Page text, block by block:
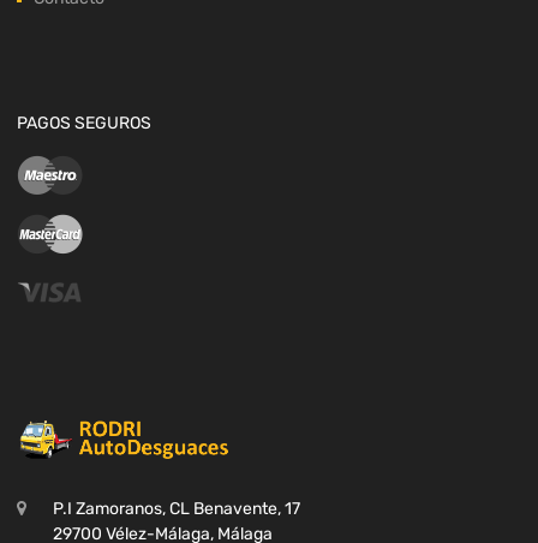
PAGOS SEGUROS
P.I Zamoranos, CL Benavente, 17
29700 Vélez-Málaga, Málaga